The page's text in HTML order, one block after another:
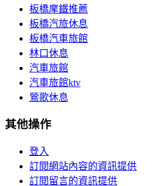
板橋摩鐵推薦
板橋汽旅休息
板橋汽車旅館
林口休息
汽車旅館
汽車旅館ktv
鶯歌休息
其他操作
登入
訂閱網站內容的資訊提供
訂閱留言的資訊提供